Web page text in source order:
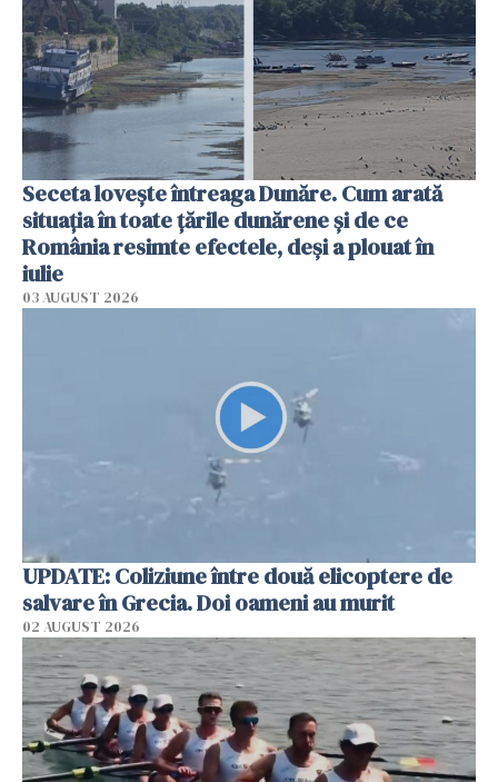
Seceta lovește întreaga Dunăre. Cum arată
situația în toate țările dunărene și de ce
România resimte efectele, deși a plouat în
iulie
03 AUGUST 2026
UPDATE: Coliziune între două elicoptere de
salvare în Grecia. Doi oameni au murit
02 AUGUST 2026